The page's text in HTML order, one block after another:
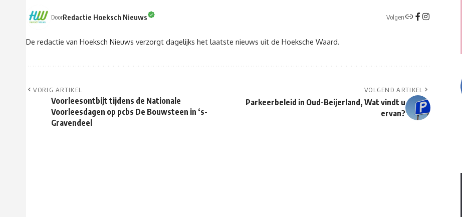
DoorRedactie Hoeksch Nieuws Volgen
De redactie van Hoeksch Nieuws verzorgt dagelijks het laatste nieuws uit de Hoeksche Waard.
VORIG ARTIKEL
Voorleesontbijt tijdens de Nationale
Voorleesdagen op pcbs De Bouwsteen in ‘s-
Gravendeel
VOLGEND ARTIKEL
Parkeerbeleid in Oud-Beijerland, Wat vindt u
ervan?